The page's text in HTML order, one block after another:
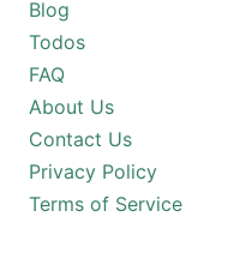
Blog
Todos
FAQ
About Us
Contact Us
Privacy Policy
Terms of Service